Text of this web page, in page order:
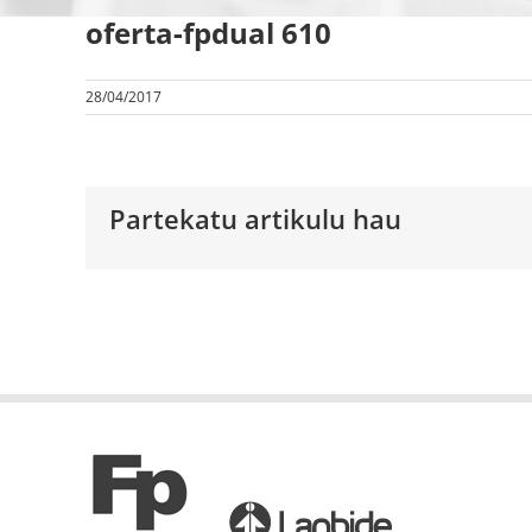
oferta-fpdual 610
28/04/2017
Partekatu artikulu hau